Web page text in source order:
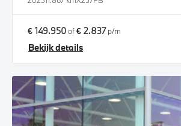
€ 149.950of€ 2.837p/m
Bekijk details